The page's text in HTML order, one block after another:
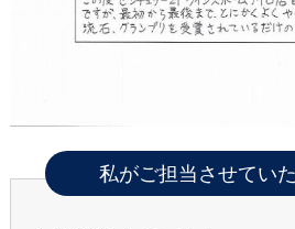
私がご担当させてい